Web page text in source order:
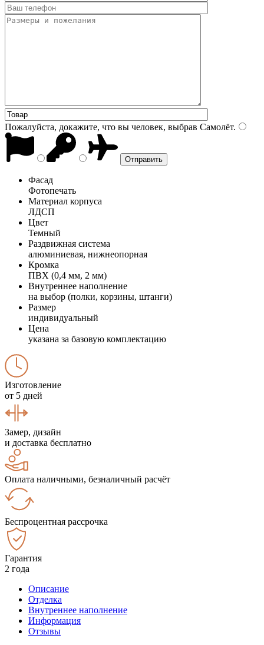
Пожалуйста, докажите, что вы человек, выбрав Самолёт.
Фасад
Фотопечать
Материал корпуса
ЛДСП
Цвет
Темный
Раздвижная система
алюминиевая, нижнеопорная
Кромка
ПВХ (0,4 мм, 2 мм)
Внутреннее наполнение
на выбор (полки, корзины, штанги)
Размер
индивидуальный
Цена
указана за базовую комплектацию
Изготовление
от 5 дней
Замер, дизайн
и доставка бесплатно
Оплата наличными, безналичный расчёт
Беспроцентная рассрочка
Гарантия
2 года
Описание
Отделка
Внутреннее наполнение
Информация
Отзывы